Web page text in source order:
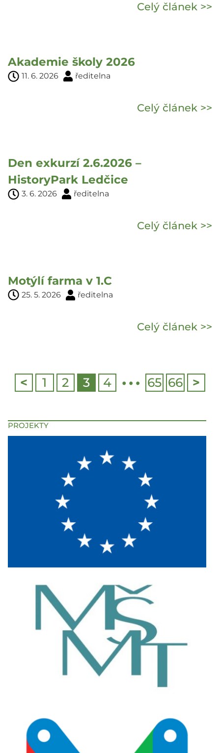
PROJEKTY
Celý článek >>
Akademie školy 2026
11. 6. 2026 ředitelna
Celý článek >>
Den exkurzí 2.6.2026 –
HistoryPark Ledčice
3. 6. 2026 ředitelna
Celý článek >>
Motýlí farma v 1.C
25. 5. 2026 ředitelna
Celý článek >>
< 1 2 3 4 … 65 66 >